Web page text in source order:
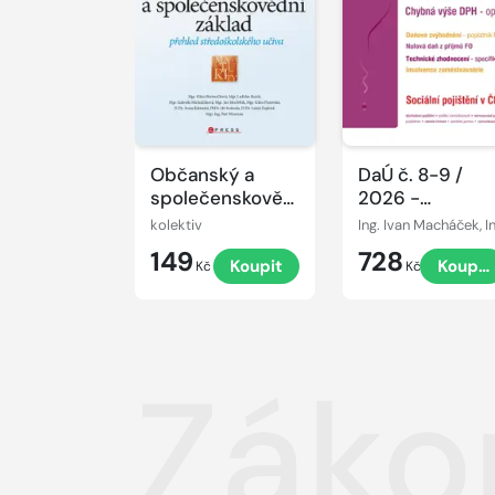
Občanský a
společenskovědní
základ
kolektiv
149 Kč Koupit
DaÚ č. 8-9 /
2026 -
Zaměstnanecké
benefity a DPH
728 Kč Koupit